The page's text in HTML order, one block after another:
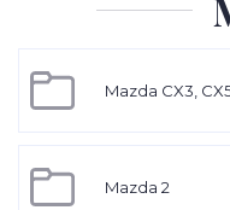
Mazda CX3,
Mazda 2